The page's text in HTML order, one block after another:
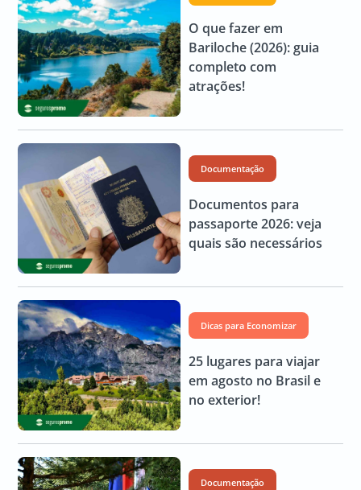
O que fazer em
Bariloche (2026): guia
completo com
atrações!
Documentação
Documentos para
passaporte 2026: veja
quais são necessários
Dicas para Economizar
25 lugares para viajar
em agosto no Brasil e
no exterior!
Documentação